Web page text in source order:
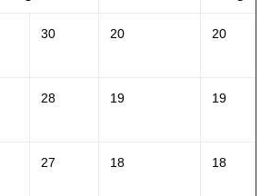
30 20 20
28 19 19
27 18 18